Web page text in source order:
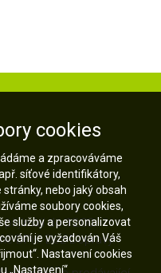
do 12:00.
DPH. Bez Dopravy.
cookies
a zpracováváme
síťové identifikátory,
nebo jaký obsah
soubory cookies,
služby a personalizovat
je vyžadován Váš
Nastavení cookies
„Nastavení“.